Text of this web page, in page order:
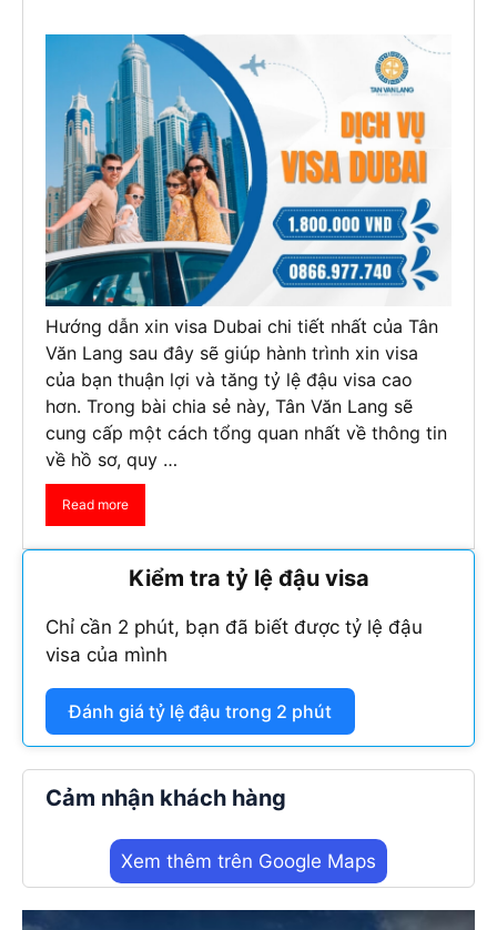
Hướng dẫn xin visa Dubai chi tiết nhất của Tân
Văn Lang sau đây sẽ giúp hành trình xin visa
của bạn thuận lợi và tăng tỷ lệ đậu visa cao
hơn. Trong bài chia sẻ này, Tân Văn Lang sẽ
cung cấp một cách tổng quan nhất về thông tin
về hồ sơ, quy …
Read more
Kiểm tra tỷ lệ đậu visa
Chỉ cần 2 phút, bạn đã biết được tỷ lệ đậu
visa của mình
Đánh giá tỷ lệ đậu trong 2 phút
Cảm nhận khách hàng
Xem thêm trên Google Maps